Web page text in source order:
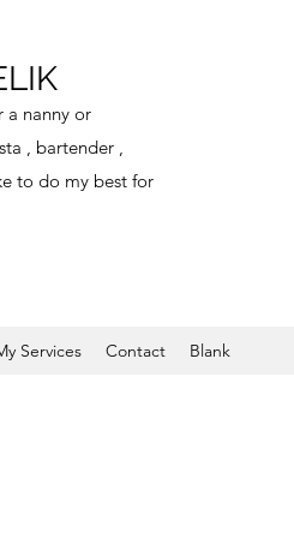
a nanny or
, bartender ,
to do my best for
Services Contact Blank